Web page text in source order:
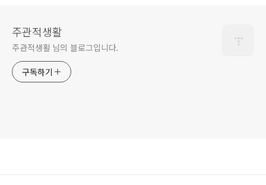
주관적생활
주관적생활 님의 블로그입니다.
구독하기